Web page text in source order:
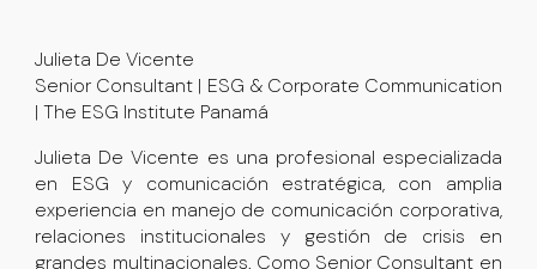
Julieta De Vicente
Senior Consultant | ESG & Corporate Communication
| The ESG Institute Panamá
Julieta De Vicente es una profesional especializada
en ESG y comunicación estratégica, con amplia
experiencia en manejo de comunicación corporativa,
relaciones institucionales y gestión de crisis en
grandes multinacionales. Como Senior Consultant en